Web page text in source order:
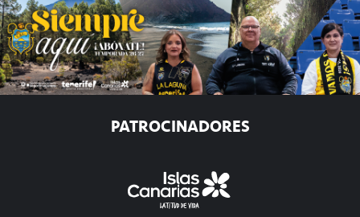
PATROCINADORES